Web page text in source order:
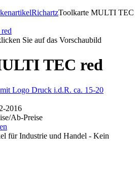
RichartzToolkarte MULTI TEC
Sie auf das Vorschaubild
TEC red
Logo Druck i.d.R. ca. 15-20
2016
Ab-Preise
für Industrie und Handel - Kein